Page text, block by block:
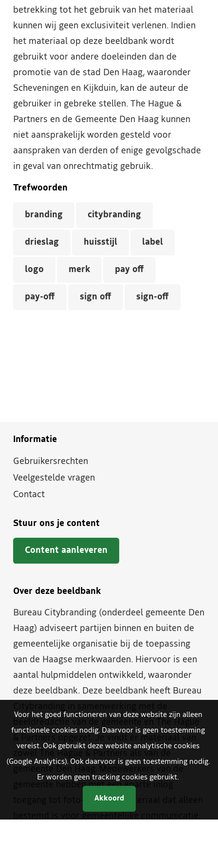
betrekking tot het gebruik van het materiaal
kunnen wij geen exclusiviteit verlenen. Indien
het materiaal op deze beeldbank wordt
gebruikt voor andere doeleinden dan de
promotie van de stad Den Haag, waaronder
Scheveningen en Kijkduin, kan de auteur de
gebruiker in gebreke stellen. The Hague &
Partners en de Gemeente Den Haag kunnen
niet aansprakelijk worden gesteld voor
aanspraken van derden of enige gevolgschade
in geval van onrechtmatig gebruik.
Trefwoorden
branding citybranding
drieslag huisstijl label
logo merk pay off
pay-off sign off sign-off
Informatie
Gebruikersrechten
Veelgestelde vragen
Contact
Stuur ons je content
Content aanleveren
Over deze beeldbank
Bureau Citybranding (onderdeel gemeente Den
Haag) adviseert partijen binnen en buiten de
gemeentelijke organisatie bij de toepassing
van de Haagse merkwaarden. Hiervoor is een
aantal hulpmiddelen ontwikkeld, waaronder
deze beeldbank. Deze beeldbank heeft Bureau
gemeente hebben met een aparte inlog
toegang tot foto- en videomateriaal dat alleen
Voor het goed functioneren van deze website zijn alleen
functionele cookies nodig. Daarvoor is geen toestemming
vereist. Ook gebruikt deze website analytische cookies
(Google Analytics). Ook daarvoor is geen toestemming nodig.
Er worden geen tracking cookies gebruikt.
Akkoord